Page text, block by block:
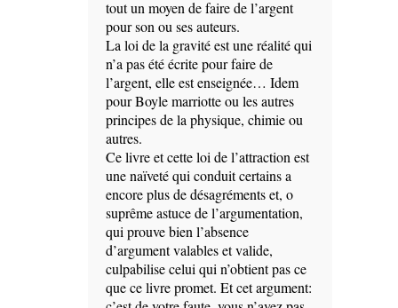
tout un moyen de faire de l’argent
pour son ou ses auteurs.
La loi de la gravité est une réalité qui
n’a pas été écrite pour faire de
l’argent, elle est enseignée… Idem
pour Boyle marriotte ou les autres
principes de la physique, chimie ou
autres.
Ce livre et cette loi de l’attraction est
une naïveté qui conduit certains a
encore plus de désagréments et, o
suprême astuce de l’argumentation,
qui prouve bien l’absence
d’argument valables et valide,
culpabilise celui qui n’obtient pas ce
que ce livre promet. Et cet argument: